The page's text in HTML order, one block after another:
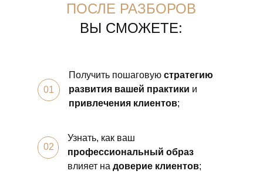
02
Узнать, как ваш
профессиональный образ
влияет на доверие клиентов;
Получить пошаговую стратегию
развития вашей практики и
привлечения клиентов;
01
ПОСЛЕ РАЗБОРОВ
ВЫ СМОЖЕТЕ: